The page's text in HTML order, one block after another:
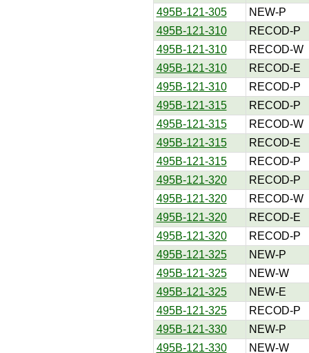
495B-121-305
NEW-P
495B-121-310
RECOD-P
495B-121-310
RECOD-W
495B-121-310
RECOD-E
495B-121-310
RECOD-P
495B-121-315
RECOD-P
495B-121-315
RECOD-W
495B-121-315
RECOD-E
495B-121-315
RECOD-P
495B-121-320
RECOD-P
495B-121-320
RECOD-W
495B-121-320
RECOD-E
495B-121-320
RECOD-P
495B-121-325
NEW-P
495B-121-325
NEW-W
495B-121-325
NEW-E
495B-121-325
RECOD-P
495B-121-330
NEW-P
495B-121-330
NEW-W